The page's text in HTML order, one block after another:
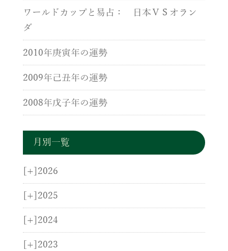
ワールドカップと易占： 日本ＶＳオラン
ダ
2010年庚寅年の運勢
2009年己丑年の運勢
2008年戊子年の運勢
月別一覧
[+] 2026
[+] 2025
[+] 2024
[+] 2023